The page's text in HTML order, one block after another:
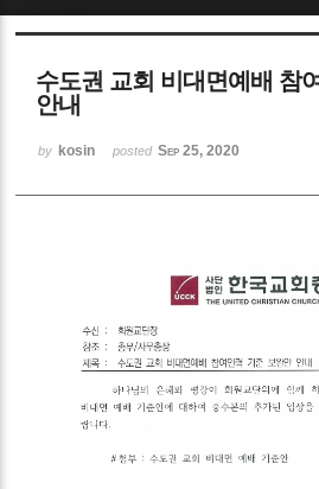
수도권 교회 비대면예배 참
안내
by kosin posted Sep 25, 2020
Sketchbook5, 스
Sketchbook5, 스케